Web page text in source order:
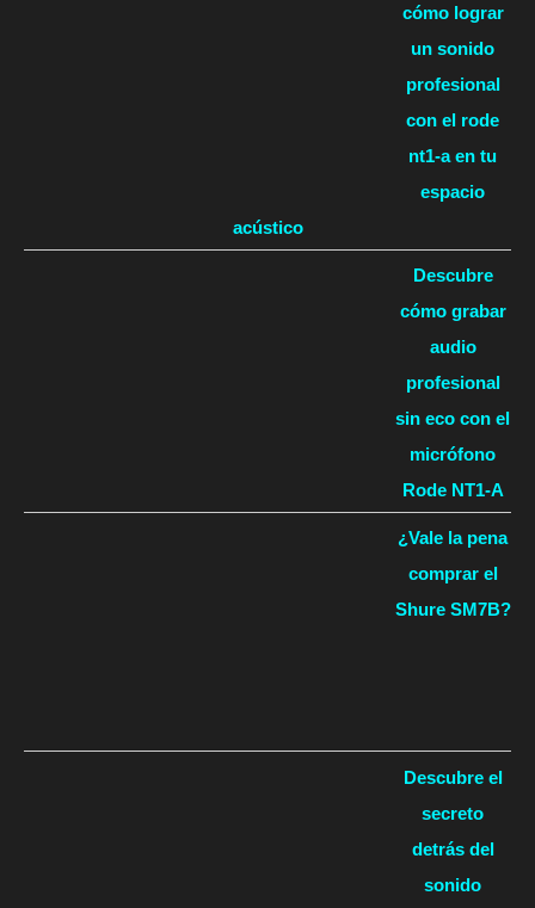
cómo lograr
un sonido
profesional
con el rode
nt1-a en tu
espacio
acústico
Descubre
cómo grabar
audio
profesional
sin eco con el
micrófono
Rode NT1-A
¿Vale la pena
comprar el
Shure SM7B?
Descubre el
secreto
detrás del
sonido